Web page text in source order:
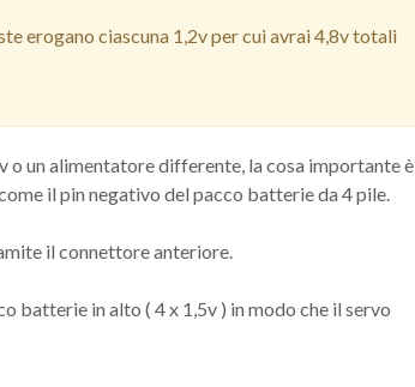
erogano ciascuna 1,2v per cui avrai 4,8v totali
o un alimentatore differente, la cosa importante è
il pin negativo del pacco batterie da 4 pile.
il connettore anteriore.
batterie in alto ( 4 x 1,5v ) in modo che il servo